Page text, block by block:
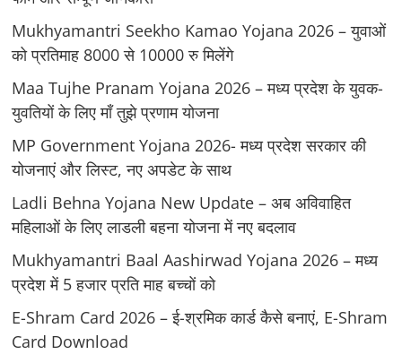
Mukhyamantri Seekho Kamao Yojana 2026 – युवाओं
को प्रतिमाह 8000 से 10000 रु मिलेंगे
Maa Tujhe Pranam Yojana 2026 – मध्य प्रदेश के युवक-
युवतियों के लिए मॉं तुझे प्रणाम योजना
MP Government Yojana 2026- मध्य प्रदेश सरकार की
योजनाएं और लिस्ट, नए अपडेट के साथ
Ladli Behna Yojana New Update – अब अविवाहित
महिलाओं के लिए लाडली बहना योजना में नए बदलाव
Mukhyamantri Baal Aashirwad Yojana 2026 – मध्य
प्रदेश में 5 हजार प्रति माह बच्चों को
E-Shram Card 2026 – ई-श्रमिक कार्ड कैसे बनाएं, E-Shram
Card Download